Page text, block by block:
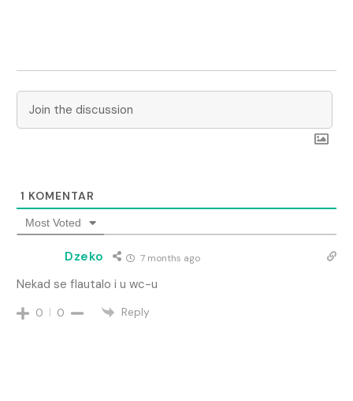
1 KOMENTAR
Most Voted
Dzeko 7 months ago
Nekad se flautalo i u wc-u
0 0 Reply